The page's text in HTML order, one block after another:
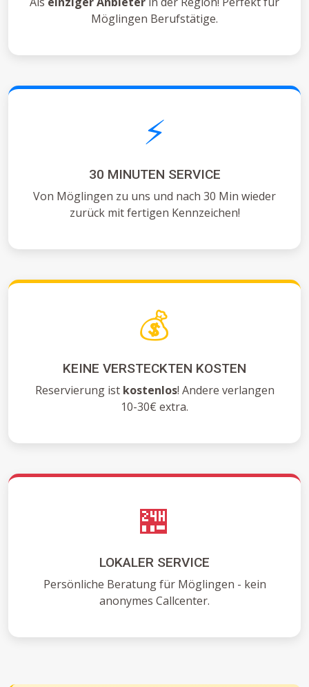
Möglingen Berufstätige.
⚡
30 MINUTEN SERVICE
Von Möglingen zu uns und nach 30 Min wieder
zurück mit fertigen Kennzeichen!
💰
KEINE VERSTECKTEN KOSTEN
Reservierung ist kostenlos! Andere verlangen
10-30€ extra.
🏪
LOKALER SERVICE
Persönliche Beratung für Möglingen - kein
anonymes Callcenter.